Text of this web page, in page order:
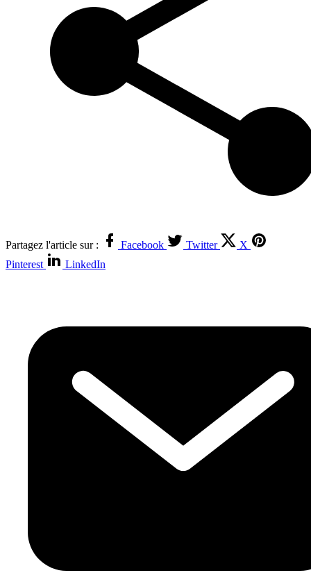
Partagez l'article sur : Facebook Twitter
X
Pinterest
LinkedIn